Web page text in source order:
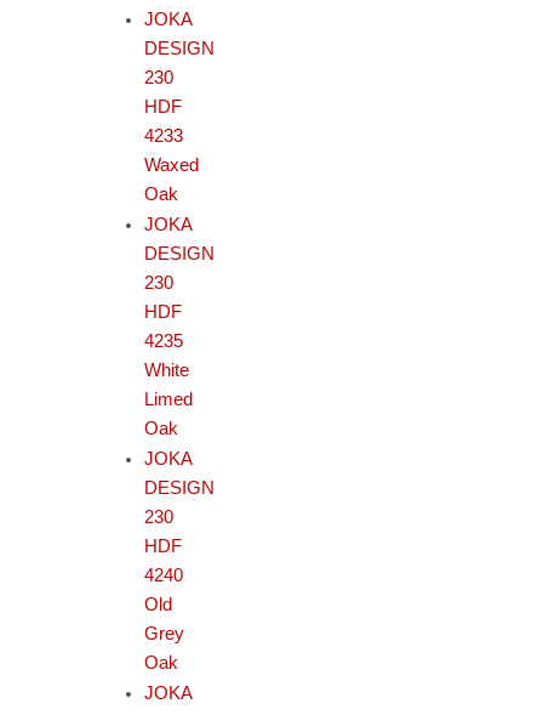
JOKA
DESIGN
230
HDF
4233
Waxed
Oak
JOKA
DESIGN
230
HDF
4235
White
Limed
Oak
JOKA
DESIGN
230
HDF
4240
Old
Grey
Oak
JOKA